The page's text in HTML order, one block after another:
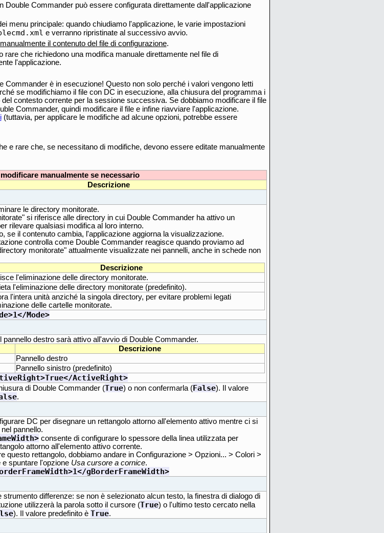
Double Commander può essere configurata direttamente dall'applicazione
menu principale: quando chiudiamo l'applicazione, le varie impostazioni
e verranno ripristinate al successivo avvio.
il contenuto del file di configurazione.
che richiedono una modifica manuale direttamente nel file di
l'applicazione.
Commander è in esecuzione! Questo non solo perché i valori vengono letti
se modifichiamo il file con DC in esecuzione, alla chiusura del programma i
contesto corrente per la sessione successiva. Se dobbiamo modificare il file
Commander, quindi modificare il file e infine riavviare l'applicazione.
(tuttavia, per applicare le modifiche ad alcune opzioni, potrebbe essere
e rare che, se necessitano di modifiche, devono essere editate manualmente
manualmente se necessario
Descrizione
le directory monitorate.
si riferisce alle directory in cui Double Commander ha attivo un
rilevare qualsiasi modifica al loro interno.
se il contenuto cambia, l'applicazione aggiorna la visualizzazione.
controlla come Double Commander reagisce quando proviamo ad
monitorate" attualmente visualizzate nei pannelli, anche in schede non
Descrizione
l'eliminazione delle directory monitorate.
l'eliminazione delle directory monitorate (predefinito).
l'intera unità anziché la singola directory, per evitare problemi legati
delle cartelle monitorate.
Mode>
pannello destro sarà attivo all'avvio di Double Commander.
Descrizione
Pannello destro
Pannello sinistro (predefinito)
ActiveRight>
di Double Commander (True) o non confermarla (False). Il valore
.
DC per disegnare un rettangolo attorno all'elemento attivo mentre ci si
pannello.
consente di configurare lo spessore della linea utilizzata per
attorno all'elemento attivo corrente.
questo rettangolo, dobbiamo andare in Configurazione > Opzioni... > Colori >
e spuntare l'opzione Usa cursore a cornice.
gBorderFrameWidth>
strumento differenze: se non è selezionato alcun testo, la finestra di dialogo di
utilizzerà la parola sotto il cursore (True) o l'ultimo testo cercato nella
). Il valore predefinito è True.